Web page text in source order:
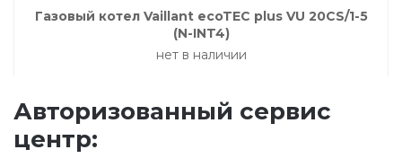
Настенные конденсационные котлы
Напольные конденсационные котлы
Водонагреватели
Газовый котел Vaillant ecoTEC plus VU 20CS/1-5
(N-INT4)
нет в наличии
Авторизованный сервис
центр: